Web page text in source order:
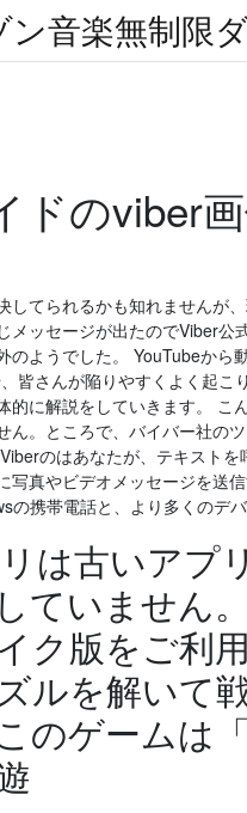
音楽無制限
ドのviber
してられるかも知れませんが
メッセージが出たのでViber
のようでした。 YouTubeから
皆さんが陥りやすくよく起こ
的に解説をしていきます。 こ
ん。ところで、バイバー社の
のはあなたが、テキスト
写真やビデオメッセージを送
の携帯電話と、より多くのデ
は古いアプ
ていません
ク版をご利
ルを解いて
のゲームは